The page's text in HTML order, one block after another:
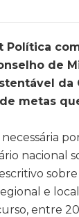
de
da
metas
nacional
e
entre